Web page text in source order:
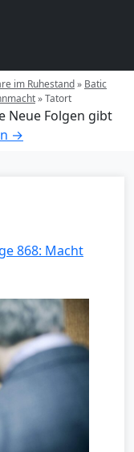
im Ruhestand» Batic
»Tatort
Neue Folgen gibt
→
868: Macht